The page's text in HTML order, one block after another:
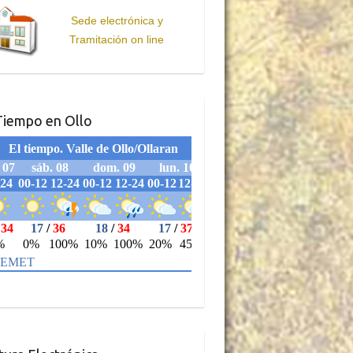
Sede electrónica y
Tramitación on line
en Ollo